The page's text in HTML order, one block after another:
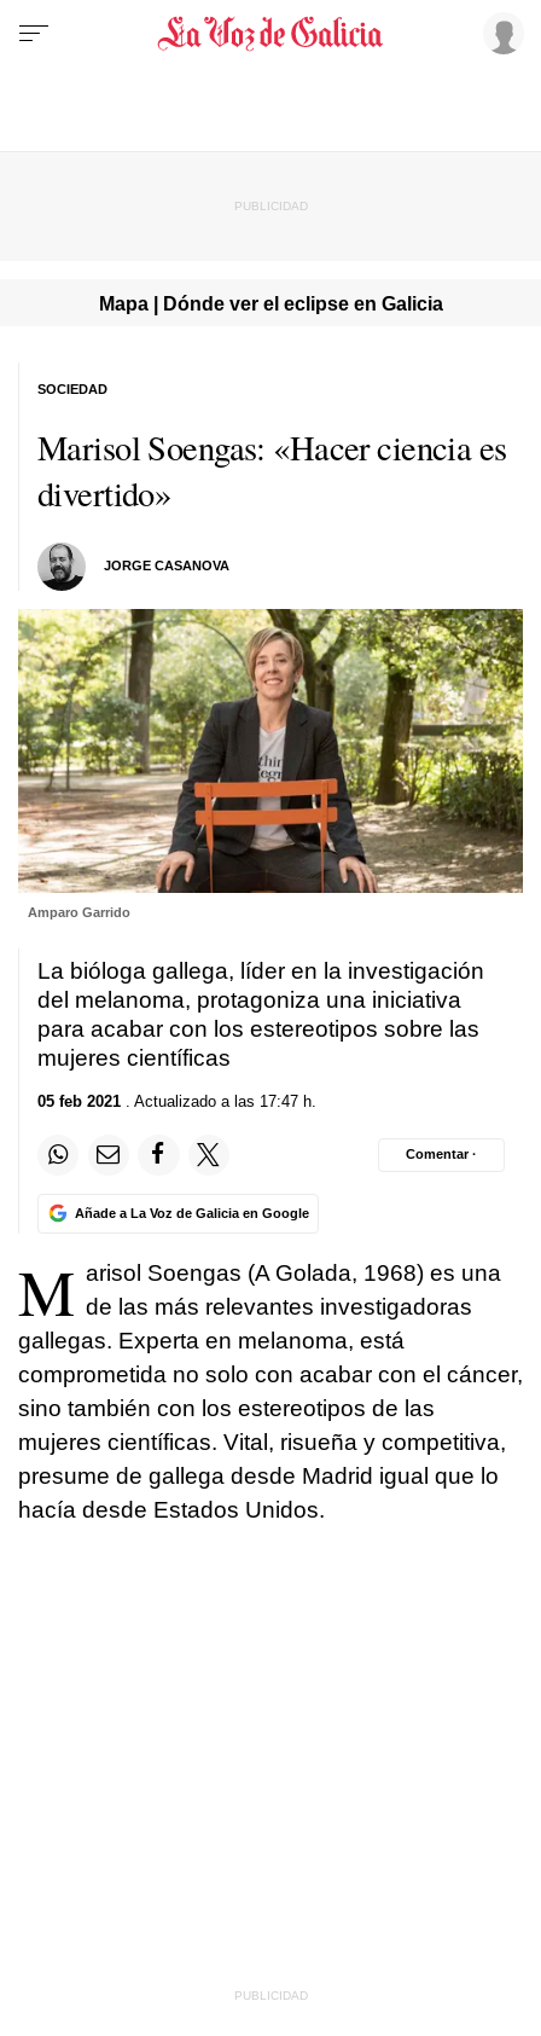
Mapa | Dónde ver el eclipse en Galicia
Marisol Soengas: «Hacer ciencia es
divertido»
JORGE CASANOVA
SOCIEDAD
Amparo Garrido
La bióloga gallega, líder en la investigación
del melanoma, protagoniza una iniciativa
para acabar con los estereotipos sobre las
mujeres científicas
05 feb 2021 . Actualizado a las 17:47 h.
Añade a La Voz de Galicia en Google
Comentar ·
M arisol Soengas (A Golada, 1968) es una
de las más relevantes investigadoras
gallegas. Experta en melanoma, está
comprometida no solo con acabar con el cáncer,
sino también con los estereotipos de las
mujeres científicas. Vital, risueña y competitiva,
presume de gallega desde Madrid igual que lo
hacía desde Estados Unidos.